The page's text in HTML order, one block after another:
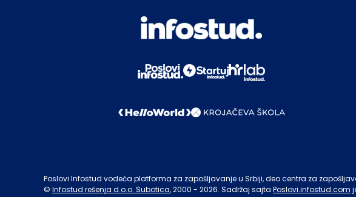
Poslovi Infostud vodeća platforma za zapošljavanje u Srbiji, deo centra za
© Infostud rešenja d.o.o. Subotica, 2000 - 2026. Sadržaj sajta Poslovi.infostud.com